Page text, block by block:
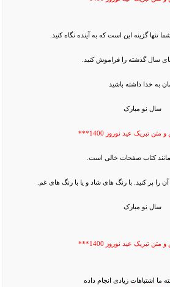
تنها گزینه این است که به آینده نگاه کنید.
سال گذشته را فراموش کنید.
به خدا داشته باشید
سال نو مبارک
تبریک عید نوروز 1400***
کتاب صفحات خالی است.
را پر کنید. با رنگ های شاد و یا با رنگ های غم.
سال نو مبارک
تبریک عید نوروز 1400***
ما اشتباهات زیادی انجام داده